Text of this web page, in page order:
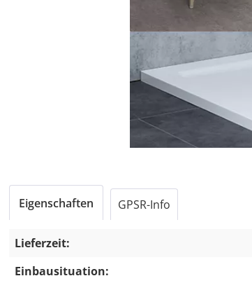
Eigenschaften GPSR-Info
Lieferzeit:
Einbausituation: